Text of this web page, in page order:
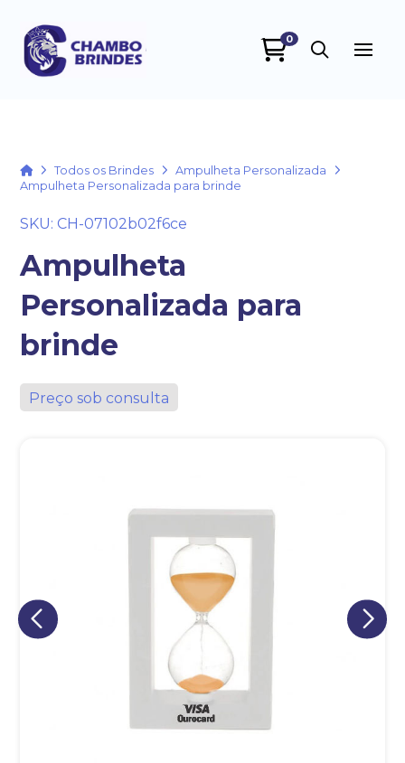
0
HomeTodos os Brindes
Ampulheta Personalizada
Ampulheta Personalizada para brinde
SKU: CH-07102b02f6ce
Ampulheta
Personalizada para
brinde
Preço sob consulta
sua privacidade, utilizaremos seus dados apenas para fins
qualquer momento.
Iniciar conversa